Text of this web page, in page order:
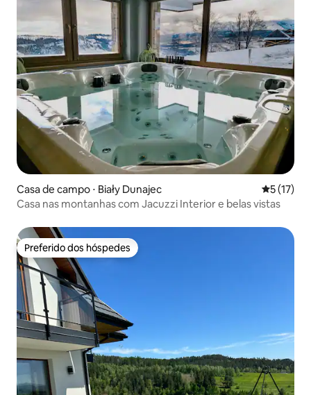
Casa de campo ⋅ Biały Dunajec 5 de uma
5 (17)
Casa nas montanhas com Jacuzzi Interior e belas vistas
Preferido dos hóspedes
Preferido dos hóspedes